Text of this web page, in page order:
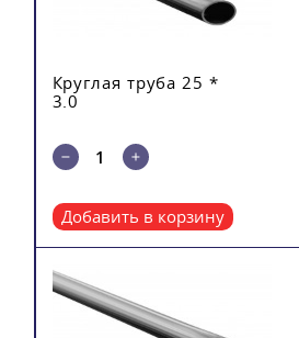
Круглая труба 25 *
3.0
Добавить в корзину